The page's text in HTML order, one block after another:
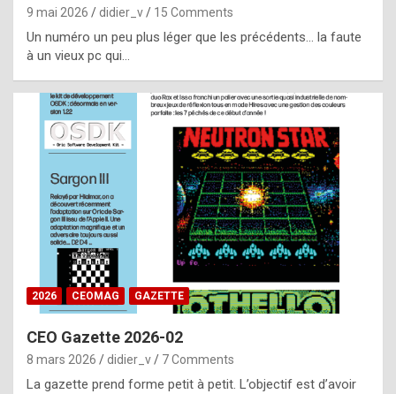
e
f
o
m
m
a
y
b
e
b
y
g
e
9 mai 2026 didier_v 15 Comments
Un numéro un peu plus léger que les précédents… la faute
à un vieux pc qui…
2026 CEOMAG GAZETTE
CEO Gazette 2026-02
8 mars 2026 didier_v 7 Comments
La gazette prend forme petit à petit. L’objectif est d’avoir